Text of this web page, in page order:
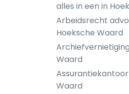
alles in een in
Arbeidsrecht
Hoeksche Waard
Waard
Waard